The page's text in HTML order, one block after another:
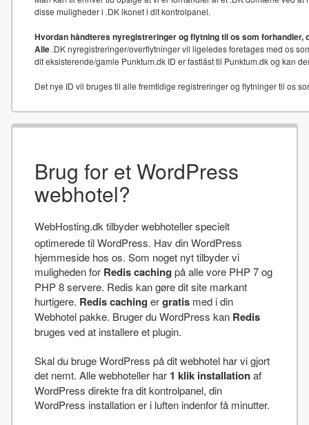
disse muligheder i .DK ikonet i dit kontrolpanel.
Hvordan håndteres nyregistreringer og flytning til os som
Alle .DK nyregistreringer/overflytninger vil ligeledes foretages med os
dit eksisterende/gamle Punktum.dk ID er fastlåst til Punktum.dk og kan
Det nye ID vil bruges til alle fremtidige registreringer og flytninger til os
Brug for et WordPress
webhotel?
WebHosting.dk tilbyder webhoteller specielt
optimerede til WordPress. Hav din WordPress
hjemmeside hos os. Som noget nyt tilbyder vi
muligheden for Redis caching på alle vore PHP 7 og
PHP 8 servere. Redis kan gøre dit site markant
hurtigere. Redis caching ergratis med i din
Webhotel pakke. Bruger du WordPress kan Redis
bruges ved at installere et plugin.
Skal du bruge WordPress på dit webhotel har vi gjort
det nemt. Alle webhoteller har 1 klik installationaf
WordPress direkte fra dit kontrolpanel, din
WordPress installation er i luften indenfor få minutter.